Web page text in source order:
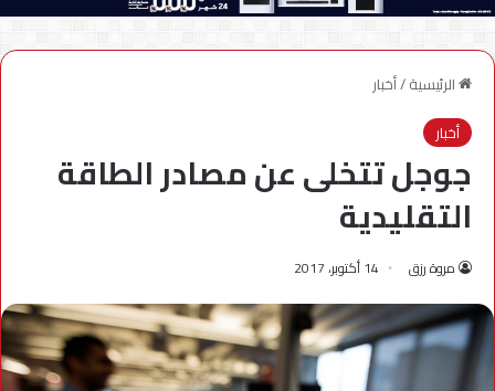
الرئيسية/أخبار
أخبار
جوجل تتخلى عن مصادر الطاقة
التقليدية
مروة رزق 14 أكتوبر، 2017